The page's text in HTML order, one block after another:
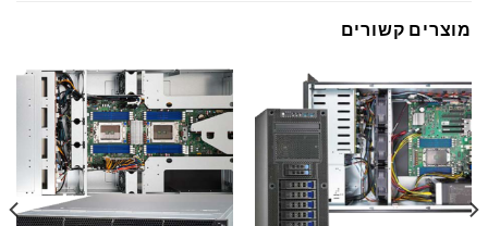
מוצרים קשורים